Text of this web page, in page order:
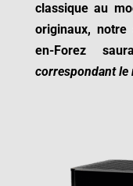
classique au
originaux, notre
en-Forez
correspondant le